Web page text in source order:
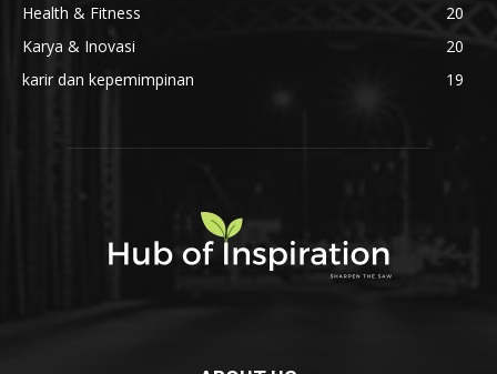
Health & Fitness
20
Karya & Inovasi
20
karir dan kepemimpinan
19